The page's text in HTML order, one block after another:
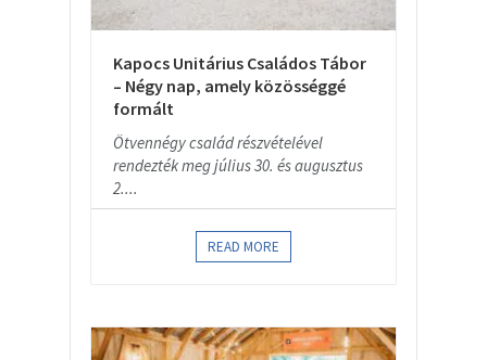
Kapocs Unitárius Családos Tábor
– Négy nap, amely közösséggé
formált
Ötvennégy család részvételével
rendezték meg július 30. és augusztus
2....
READ MORE